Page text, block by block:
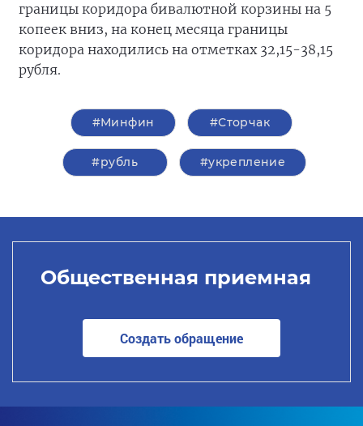
границы коридора бивалютной корзины на 5
копеек вниз, на конец месяца границы
коридора находились на отметках 32,15-38,15
рубля.
#Минфин #Сторчак
#рубль #укрепление
Общественная приемная
Создать обращение